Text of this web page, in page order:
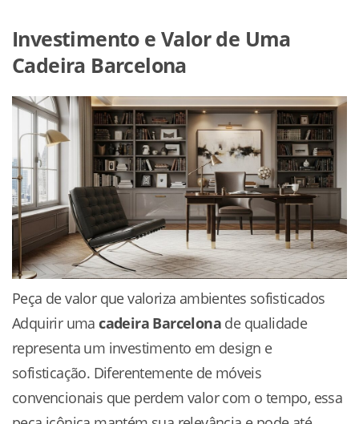
Investimento e Valor de Uma
Cadeira Barcelona
Peça de valor que valoriza ambientes sofisticados
Adquirir umacadeira Barcelona de qualidade
representa um investimento em design e
sofisticação. Diferentemente de móveis
convencionais que perdem valor com o tempo, essa